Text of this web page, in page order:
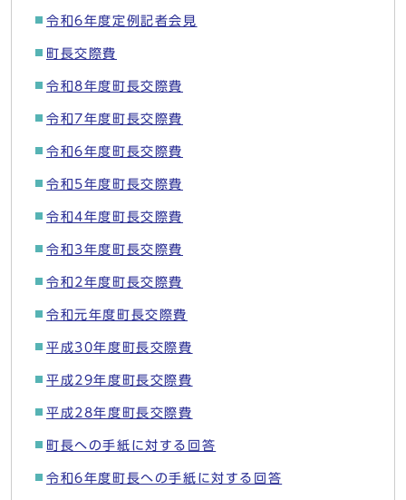
令和6年度定例記者会見
町長交際費
令和8年度町長交際費
令和7年度町長交際費
令和6年度町長交際費
令和5年度町長交際費
令和4年度町長交際費
令和3年度町長交際費
令和2年度町長交際費
令和元年度町長交際費
平成30年度町長交際費
平成29年度町長交際費
平成28年度町長交際費
町長への手紙に対する回答
令和6年度町長への手紙に対する回答